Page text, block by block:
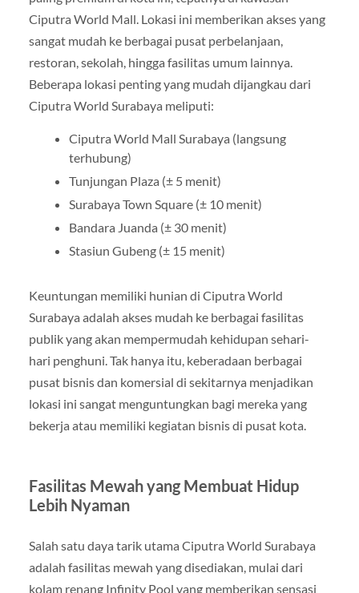
Ciputra World Mall. Lokasi ini memberikan akses yang
sangat mudah ke berbagai pusat perbelanjaan,
restoran, sekolah, hingga fasilitas umum lainnya.
Beberapa lokasi penting yang mudah dijangkau dari
Ciputra World Surabaya meliputi:
Ciputra World Mall Surabaya (langsung
terhubung)
Tunjungan Plaza (± 5 menit)
Surabaya Town Square (± 10 menit)
Bandara Juanda (± 30 menit)
Stasiun Gubeng (± 15 menit)
Keuntungan memiliki hunian di Ciputra World
Surabaya adalah akses mudah ke berbagai fasilitas
publik yang akan mempermudah kehidupan sehari-
hari penghuni. Tak hanya itu, keberadaan berbagai
pusat bisnis dan komersial di sekitarnya menjadikan
lokasi ini sangat menguntungkan bagi mereka yang
bekerja atau memiliki kegiatan bisnis di pusat kota.
Fasilitas Mewah yang Membuat Hidup
Lebih Nyaman
Salah satu daya tarik utama Ciputra World Surabaya
adalah fasilitas mewah yang disediakan, mulai dari
kolam renang Infinity Pool yang memberikan sensasi